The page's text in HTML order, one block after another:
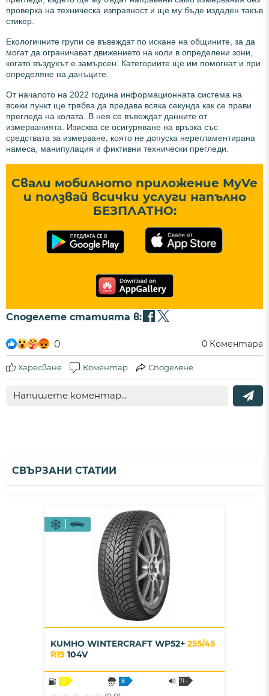
проверка на техническа изправност и ще му бъде издаден такъв
стикер.
Екологичните групи се въвеждат по искане на общините, за да
могат да ограничават движението на коли в определени зони,
когато въздухът е замърсен. Категориите ще им помогнат и при
определяне на данъците.
От началото на 2022 година информационната система на
всеки пункт ще трябва да предава всяка секунда как се прави
прегледа на колата. В нея се въвеждат данните от
измерванията. Изисква се осигуряване на връзка със
средствата за измерване, която не допуска нерегламентирана
намеса, манипулация и фиктивни технически прегледи.
Свали мобилното приложение MyVe
и ползвай всички услуги напълно
БЕЗПЛАТНО:
Споделете статията в:
0 0 Коментара
Харесване Коментар Споделяне
СВЪРЗАНИ СТАТИИ
KUMHO WINTERCRAFT WP52+ 255/45
R19 104V
C B
71 -